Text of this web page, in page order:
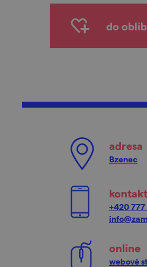
do
adresa
Bzenec
kontakt
+420
online
webové